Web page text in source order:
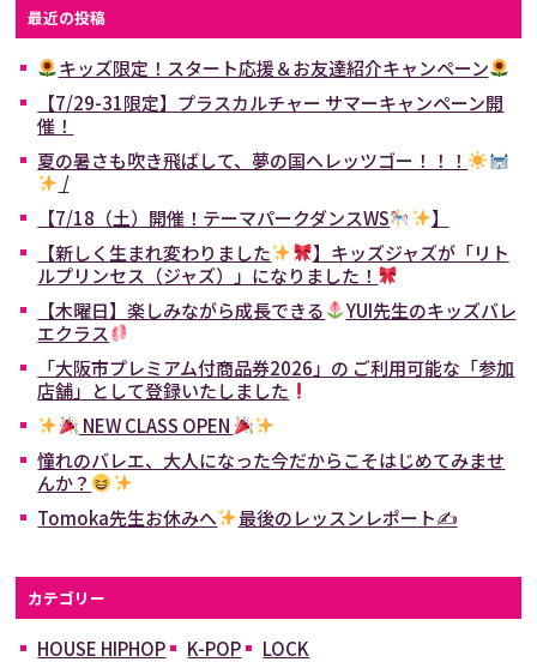
最近の投稿
キッズ限定！スタート応援＆お友達紹介キャンペーン
【7/29-31限定】プラスカルチャー サマーキャンペーン開
催！
夏の暑さも吹き飛ばして、夢の国へレッツゴー！！！
/
【7/18（土）開催！テーマパークダンスWS
】
【新しく生まれ変わりました
】キッズジャズが「リト
ルプリンセス（ジャズ）」になりました！
【木曜日】楽しみながら成長できる
YUI先生のキッズバレ
エクラス
「大阪市プレミアム付商品券2026」の ご利用可能な「参加
店舗」として登録いたしました
NEW CLASS OPEN
憧れのバレエ、大人になった今だからこそはじめてみませ
んか？
Tomoka先生お休みへ
最後のレッスンレポート✍
カテゴリー
HOUSE HIPHOP K-POP
LOCK